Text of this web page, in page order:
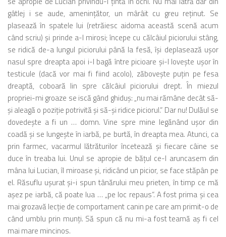
gâtlej i se aude, ameninţător, un mârâit cu greu reţinut. Se
plasează în spatele lui (retrăiesc aidoma această scenă acum
când scriu) şi prinde a-l mirosi; începe cu călcâiul piciorului stâng,
se ridică de-a lungul piciorului până la fesă, îşi deplasează uşor
nasul spre dreapta apoi i-l bagă între picioare şi-l loveşte uşor în
testicule (dacă vor mai fi fiind acolo), zăboveşte puţin pe fesa
dreaptă, coboară lin spre călcâiul piciorului drept. În miezul
propriei-mi groaze se iscă gând ghiduş: „nu mai rămâne decât să-
şi aleagă o poziţie potrivită şi să-şi ridice piciorul.“ Dar nu! Dulăul se
dovedeşte a fi un … domn. Vine spre mine legănând uşor din
coadă şi se lungeşte în iarbă, pe burtă, în dreapta mea. Atunci, ca
prin farmec, vacarmul lătrăturilor încetează şi fiecare câine se
duce în treaba lui. Unul se apropie de băţul ce-l aruncasem din
mâna lui Lucian, îl miroase şi, ridicând un picior, se face stăpân pe
el. Răsuflu uşurat şi-i spun tânărului meu prieten, în timp ce mă
aşez pe iarbă, că poate lua … „pe loc repaus“. A fost prima şi cea
mai grozavă lecţie de comportament canin pe care am primit-o de
când umblu prin munţi. Să spun că nu mi-a fost teamă aş fi cel
mai mare mincinos.